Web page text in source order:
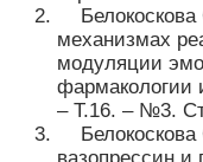
Белокоскова
механизмах
модуляции
фармакологии
– Т.16. – №3.
Белокоскова